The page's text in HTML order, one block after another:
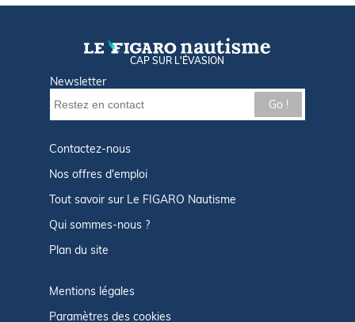
CAP SUR L'ÉVASION
Newsletter
Go !
Contactez-nous
Nos offres d'emploi
Tout savoir sur Le FIGARO Nautisme
Qui sommes-nous ?
Plan du site
Mentions légales
Paramètres des cookies